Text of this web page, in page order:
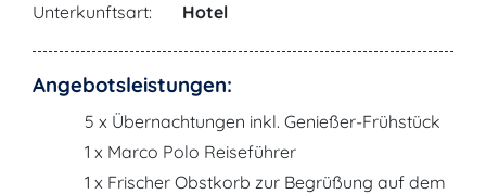
Unterkunftsart: Hotel
Angebotsleistungen:
5 x Übernachtungen inkl. Genießer-Frühstück
1 x Marco Polo Reiseführer
1 x Frischer Obstkorb zur Begrüßung auf dem